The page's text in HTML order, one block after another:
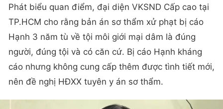
Phát biểu quan điểm, đại diện VKSND Cấp cao tại
TP.HCM cho rằng bản án sơ thẩm xử phạt bị cáo
Hạnh 3 năm tù về tội môi giới mại dâm là đúng
người, đúng tội và có căn cứ. Bị cáo Hạnh kháng
cáo nhưng không cung cấp thêm được tình tiết mới,
nên đề nghị HĐXX tuyên y án sơ thẩm.